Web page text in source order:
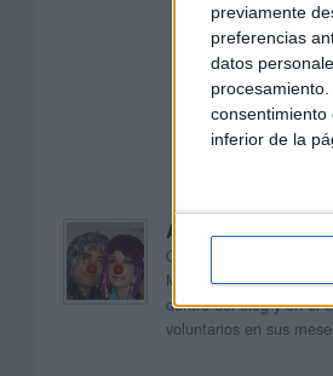
previamente
preferencias
datos
consentimiento
inferior de la
Acerca de
Orientación Andújar no
Maribel, que además
dentro del blog y en el
voluntarios en sus